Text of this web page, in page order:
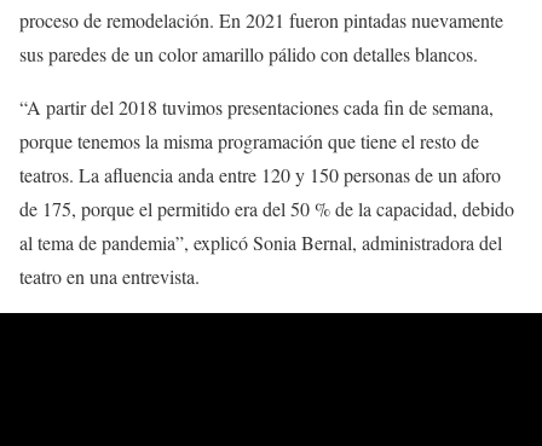
proceso de remodelación. En 2021 fueron pintadas nuevamente
sus paredes de un color amarillo pálido con detalles blancos.
“A partir del 2018 tuvimos presentaciones cada fin de semana,
porque tenemos la misma programación que tiene el resto de
teatros. La afluencia anda entre 120 y 150 personas de un aforo
de 175, porque el permitido era del 50 % de la capacidad, debido
al tema de pandemia”, explicó Sonia Bernal, administradora del
teatro en una entrevista.